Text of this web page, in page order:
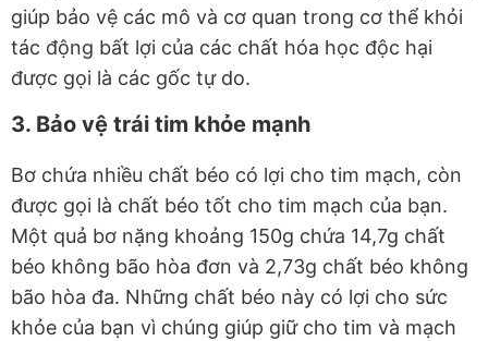
giúp bảo vệ các mô và cơ quan trong cơ thể khỏi
tác động bất lợi của các chất hóa học độc hại
được gọi là các gốc tự do.
3. Bảo vệ trái tim khỏe mạnh
Bơ chứa nhiều chất béo có lợi cho tim mạch, còn
được gọi là chất béo tốt cho tim mạch của bạn.
Một quả bơ nặng khoảng 150g chứa 14,7g chất
béo không bão hòa đơn và 2,73g chất béo không
bão hòa đa. Những chất béo này có lợi cho sức
khỏe của bạn vì chúng giúp giữ cho tim và mạch